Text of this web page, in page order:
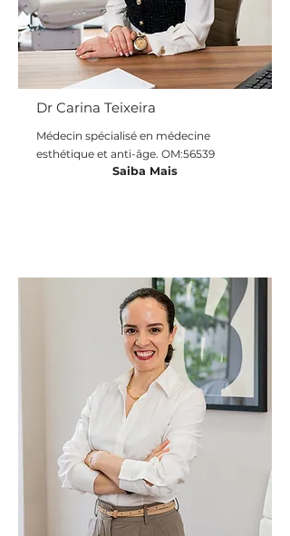
Dr Carina Teixeira
Médecin spécialisé en médecine
esthétique et anti-âge. OM:56539
Saiba Mais